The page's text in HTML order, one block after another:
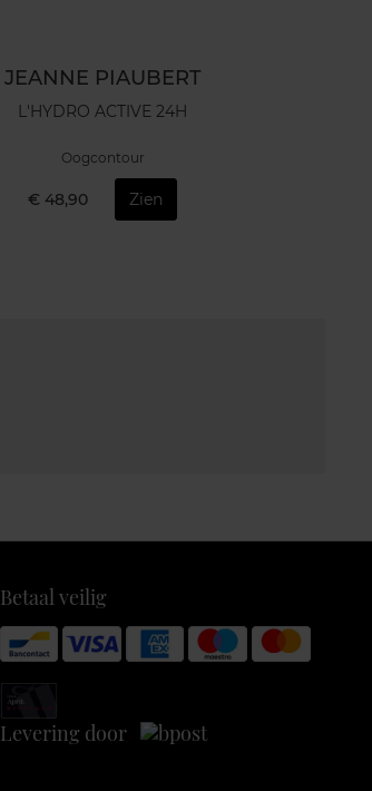
JEANNE PIAUBERT
L'HYDRO ACTIVE 24H
Oogcontour
€ 48,90 Zien
Betaal veilig
Levering door